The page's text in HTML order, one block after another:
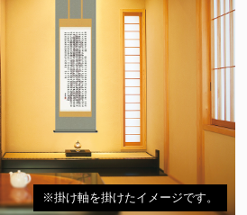
※掛け軸を掛けたイメージです。